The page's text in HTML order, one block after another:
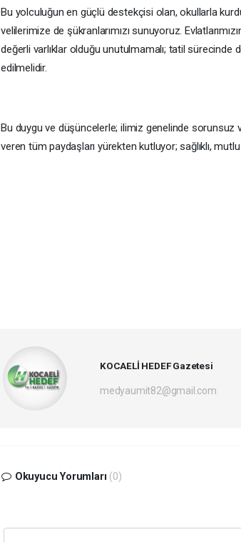
Bu yolculuğun en güçlü destekçisi olan, okullarla
velilerimize de şükranlarımızı sunuyoruz.
değerli varlıklar olduğu unutulmamalı; tatil
edilmelidir.
Bu duygu ve düşüncelerle; ilimiz genelinde sorunsuz
veren tüm paydaşları yürekten kutluyor; sağlıklı,
Kocaeli
KOCAELİ HEDEF Gazetesi
medyaumit82@gmail.com
Okuyucu Yorumları (0)